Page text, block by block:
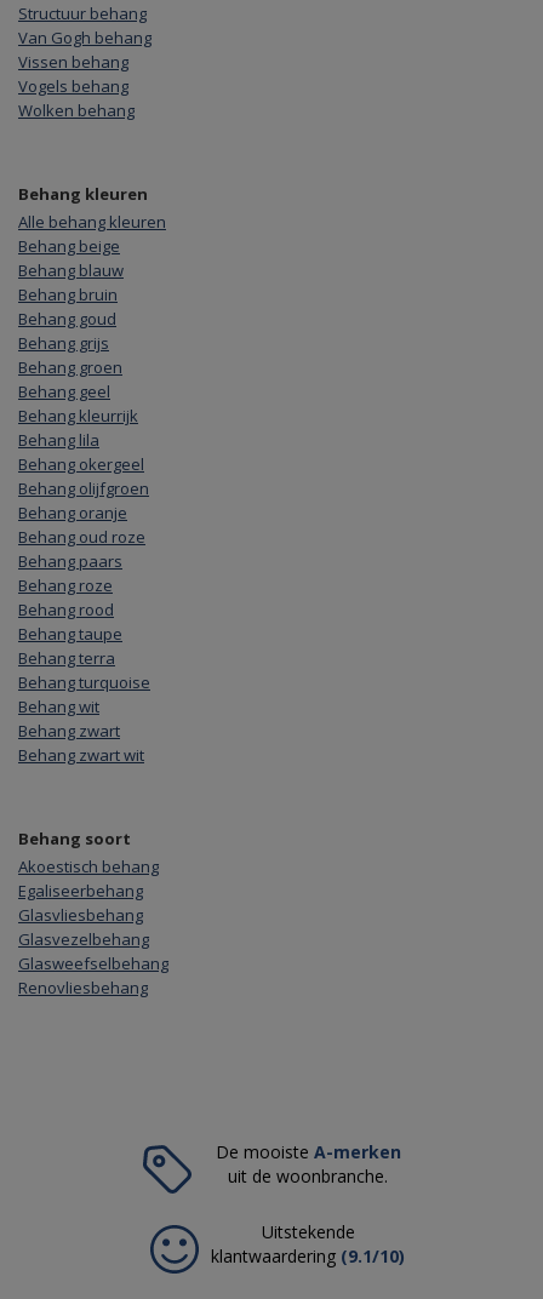
Structuur behang
Van Gogh behang
Vissen behang
Vogels behang
Wolken behang
Behang kleuren
Alle behang kleuren
Behang beige
Behang blauw
Behang bruin
Behang goud
Behang grijs
Behang groen
Behang geel
Behang kleurrijk
Behang lila
Behang okergeel
Behang olijfgroen
Behang oranje
Behang oud roze
Behang paars
Behang roze
Behang rood
Behang taupe
Behang terra
Behang turquoise
Behang wit
Behang zwart
Behang zwart wit
Behang soort
Akoestisch behang
Egaliseerbehang
Glasvliesbehang
Glasvezelbehang
Glasweefselbehang
Renovliesbehang
De mooiste A-merken
uit de woonbranche.
Uitstekende
klantwaardering (9.1/10)